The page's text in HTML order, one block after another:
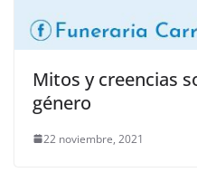
Mitos y creencias
género
22 noviembre, 2021